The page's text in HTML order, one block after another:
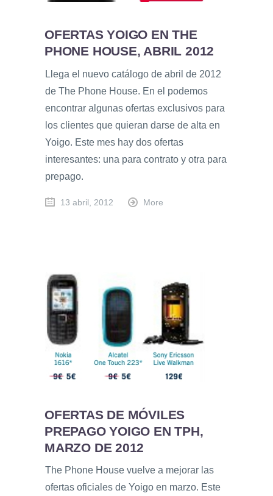
OFERTAS YOIGO EN THE
PHONE HOUSE, ABRIL 2012
Llega el nuevo catálogo de abril de 2012
de The Phone House. En el podemos
encontrar algunas ofertas exclusivos para
los clientes que quieran darse de alta en
Yoigo. Este mes hay dos ofertas
interesantes: una para contrato y otra para
prepago.
13 abril, 2012 More
OFERTAS DE MÓVILES
PREPAGO YOIGO EN TPH,
MARZO DE 2012
The Phone House vuelve a mejorar las
ofertas oficiales de Yoigo en marzo. Este